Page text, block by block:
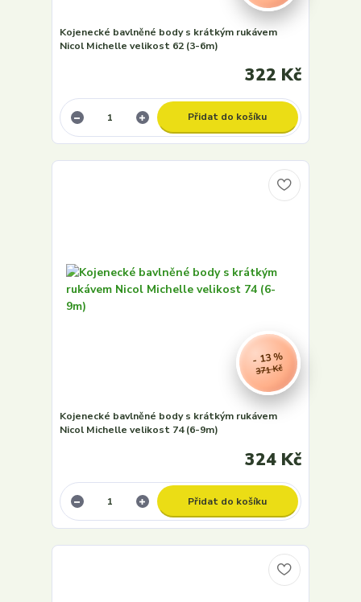
Kojenecké bavlněné body s krátkým rukávem
Nicol Michelle velikost 62 (3-6m)
322 Kč
Přidat do košíku
371 Kč
- 13 %
Kojenecké bavlněné body s krátkým rukávem
Nicol Michelle velikost 74 (6-9m)
324 Kč
Přidat do košíku